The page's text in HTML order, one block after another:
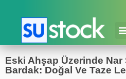
Eski Ahşap Üzerinde Nar
Bardak: Doğal Ve Taze